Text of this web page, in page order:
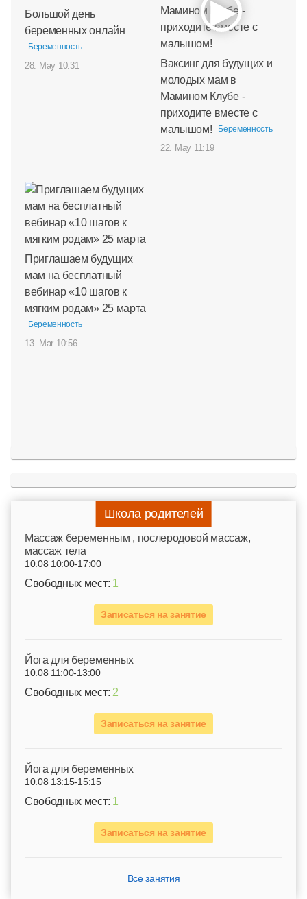
Большой день
беременных онлайн
Беременность
28. May 10:31
Ваксинг для будущих и
молодых мам в
Мамином Клубе -
приходите вместе с
малышом!
Беременность
22. May 11:19
Приглашаем будущих
мам на бесплатный
вебинар «10 шагов к
мягким родам» 25 марта
Беременность
13. Mar 10:56
Школа родителей
Mассаж беременным , послеродовой массаж,
массаж тела
10.08 10:00-17:00
Свободных мест: 1
Записаться на занятие
Йога для беременных
10.08 11:00-13:00
Свободных мест: 2
Записаться на занятие
Йога для беременных
10.08 13:15-15:15
Свободных мест: 1
Записаться на занятие
Все занятия